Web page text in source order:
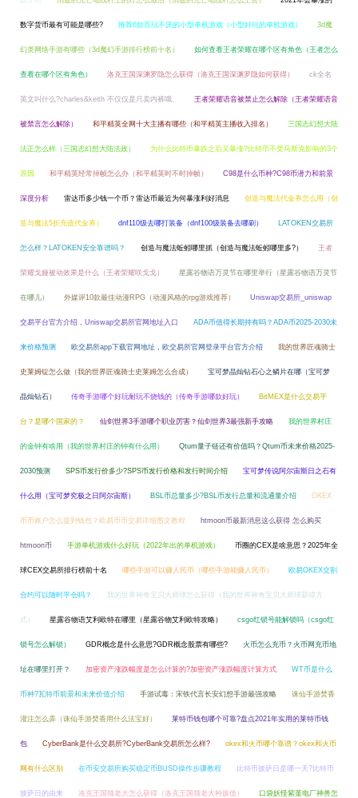
数字货币最有可能是哪些? 推荐6款百玩不厌的小型单机游戏（小型好玩的单机游戏） 3d魔
幻类网络手游有哪些（3d魔幻手游排行榜前十名） 如何查看王者荣耀在哪个区有角色（王者怎么
查看在哪个区有角色） 洛克王国深渊罗隐怎么获得（洛克王国深渊罗隐如何获得） ck全名
英文叫什么?charles&keith 不仅仅是只卖内裤哦、 王者荣耀语音被禁止怎么解除（王者荣耀语音
被禁言怎么解除） 和平精英全网十大主播有哪些（和平精英主播收入排名） 三国志幻想大陆
法正怎么样（三国志幻想大陆法政） 为什么比特币暴跌之后又暴涨?比特币不受马斯克影响的3个
原因 和平精英经常掉帧怎么办（和平精英时不时掉帧） C98是什么币种?C98币潜力和前景
深度分析 雷达币多少钱一个币？雷达币最近为何暴涨利好消息 创造与魔法代金券怎么用（创
造与魔法5折充值代金券） dnf110级去哪打装备（dnf100级装备去哪刷） LATOKEN交易所
怎么样？LATOKEN安全靠谱吗？ 创造与魔法蚯蚓哪里抓（创造与魔法蚯蚓哪里多?） 王者
荣耀戈娅被动效果是什么（王者荣耀咲戈戈） 星露谷物语万灵节在哪里举行（星露谷物语万灵节
在哪儿） 外媒评10款最佳动漫RPG（动漫风格的rpg游戏推荐） Uniswap交易所_uniswap
交易平台官方介绍，Uniswap交易所官网地址入口 ADA币值得长期持有吗？ADA币2025-2030未
来价格预测 欧交易所app下载官网地址，欧交易所官网登录平台官方介绍 我的世界匠魂骑士
史莱姆锭怎么做（我的世界匠魂骑士史莱姆怎么合成） 宝可梦晶灿钻石心之鳞片在哪（宝可梦
晶灿钻石） 传奇手游哪个好玩耐玩不烧钱的（传奇手游哪款好玩） BitMEX是什么交易平
台？是哪个国家的？ 仙剑世界3手游哪个职业厉害？仙剑世界3最强新手攻略 我的世界村庄
的金钟有啥用（我的世界村庄的钟有什么用） Qtum量子链还有价值吗？Qtum币未来价格2025-
2030预测 SPS币发行价多少?SPS币发行价格和发行时间介绍 宝可梦传说阿尔宙斯日之石有
什么用（宝可梦究极之日阿尔宙斯） BSL币总量多少?BSL币发行总量和流通量介绍 OKEX
币币账户怎么提到钱包？欧易币币交易详细图文教程 htmoon币最新消息这么获得 怎么购买
htmoon币 手游单机游戏什么好玩（2022年出的单机游戏） 币圈的CEX是啥意思？2025年全
球CEX交易所排行榜前十名 哪些手游可以赚人民币（哪些手游能赚人民币） 欧易OKEX交割
合约可以随时平仓吗？ 我的世界神奇宝贝大师球怎么获得（我的世界神奇宝贝大师球获得方
式） 星露谷物语艾利欧特在哪里（星露谷物艾利欧特攻略） csgo红锁号能解锁吗（csgo红
锁号怎么解锁） GDR概念是什么意思?GDR概念股票有哪些? 火币怎么充币？火币网充币地
址在哪里打开？ 加密资产涨跌幅度是怎么计算的?加密资产涨跌幅度计算方式 WT币是什么
币种?瓦特币前景和未来价值介绍 手游试毒：宋铁代言长安幻想手游最强攻略 诛仙手游焚香
灌注怎么弄（诛仙手游焚香用什么法宝好） 莱特币钱包哪个可靠?盘点2021年实用的莱特币钱
包 CyberBank是什么交易所?CyberBank交易所怎么样? okex和火币哪个靠谱？okex和火币
网有什么区别 在币安交易所购买稳定币BUSD操作步骤教程 比特币披萨日是哪一天?比特币
披萨日的由来 洛克王国猫老大怎么获得（洛克王国猫老大种族值） 口袋妖怪紫堇电厂神兽怎